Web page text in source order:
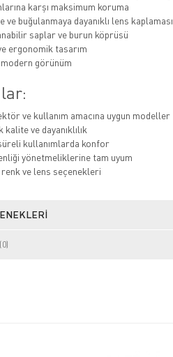
karşı maksimum koruma
ve buğulanmaya dayanıklı lens kaplaması
saplar ve burun köprüsü
ergonomik tasarım
modern görünüm
ve kullanım amacına uygun modeller
kalite ve dayanıklılık
kullanımlarda konfor
yönetmeliklerine tam uyum
renk ve lens seçenekleri
(0)